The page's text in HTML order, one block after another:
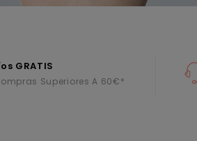
GRATIS
Superiores A 60€*